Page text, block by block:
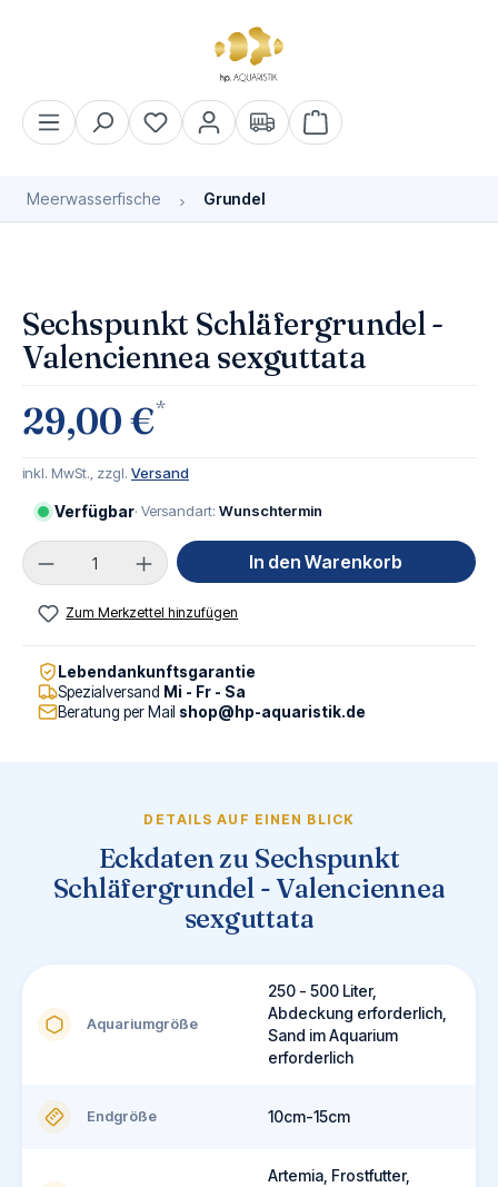
Warenkorb enthält 0
Meerwasserfische Grundel
Sechspunkt Schläfergrundel -
Valenciennea sexguttata
29,00 €*
inkl. MwSt., zzgl. Versand
Verfügbar· Versandart: Wunschtermin
Produkt Anzahl: Gib den gewünschten Wert
In den Warenkorb
Zum Merkzettel hinzufügen
Lebendankunftsgarantie
Spezialversand Mi - Fr - Sa
Beratung per Mail shop@hp-aquaristik.de
DETAILS AUF EINEN BLICK
Eckdaten zu Sechspunkt
Schläfergrundel - Valenciennea
sexguttata
Aquariumgröße
250 - 500 Liter,
Abdeckung erforderlich,
Sand im Aquarium
erforderlich
Endgröße 10cm-15cm
Artemia, Frostfutter,